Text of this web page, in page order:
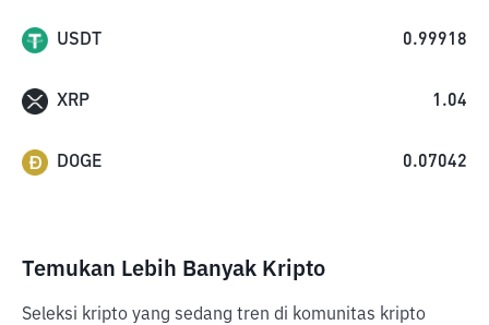
USDT 0.99918
XRP 1.04
DOGE 0.07042
Temukan Lebih Banyak Kripto
Seleksi kripto yang sedang tren di komunitas kripto